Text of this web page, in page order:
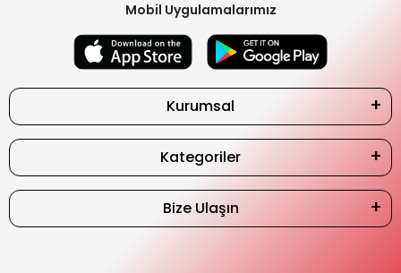
Mobil Uygulamalarımız
Kurumsal
Kategoriler
Bize Ulaşın